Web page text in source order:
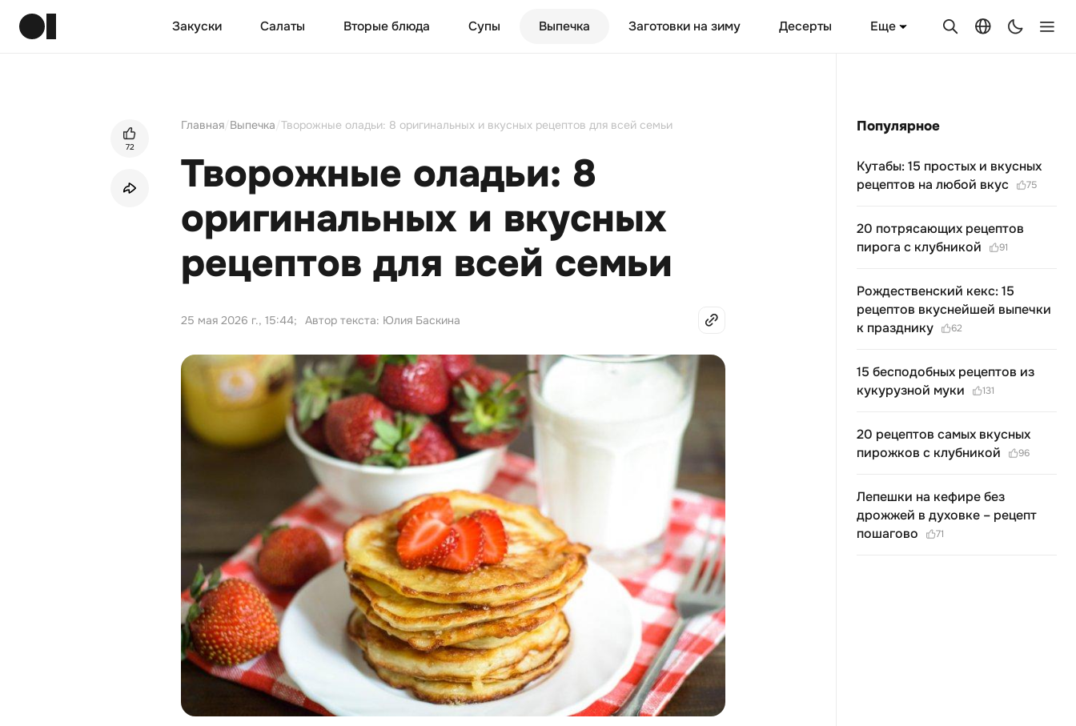
Закуски Салаты Вторые блюда Супы Выпечка Заготовки на зиму Десерты Еще
72
Главная Выпечка Творожные оладьи: 8 оригинальных и вкусных рецептов для всей семьи
Творожные оладьи: 8
оригинальных и вкусных
рецептов для всей семьи
25 мая 2026 г., 15:44; Автор текста: Юлия Баскина
Популярное
Кутабы: 15 простых и вкусных
рецептов на любой вкус
75
20 потрясающих рецептов
пирога с клубникой
91
Рождественский кекс: 15
рецептов вкуснейшей выпечки
к празднику
62
15 бесподобных рецептов из
кукурузной муки
131
20 рецептов самых вкусных
пирожков с клубникой
96
Лепешки на кефире без
дрожжей в духовке – рецепт
пошагово
71